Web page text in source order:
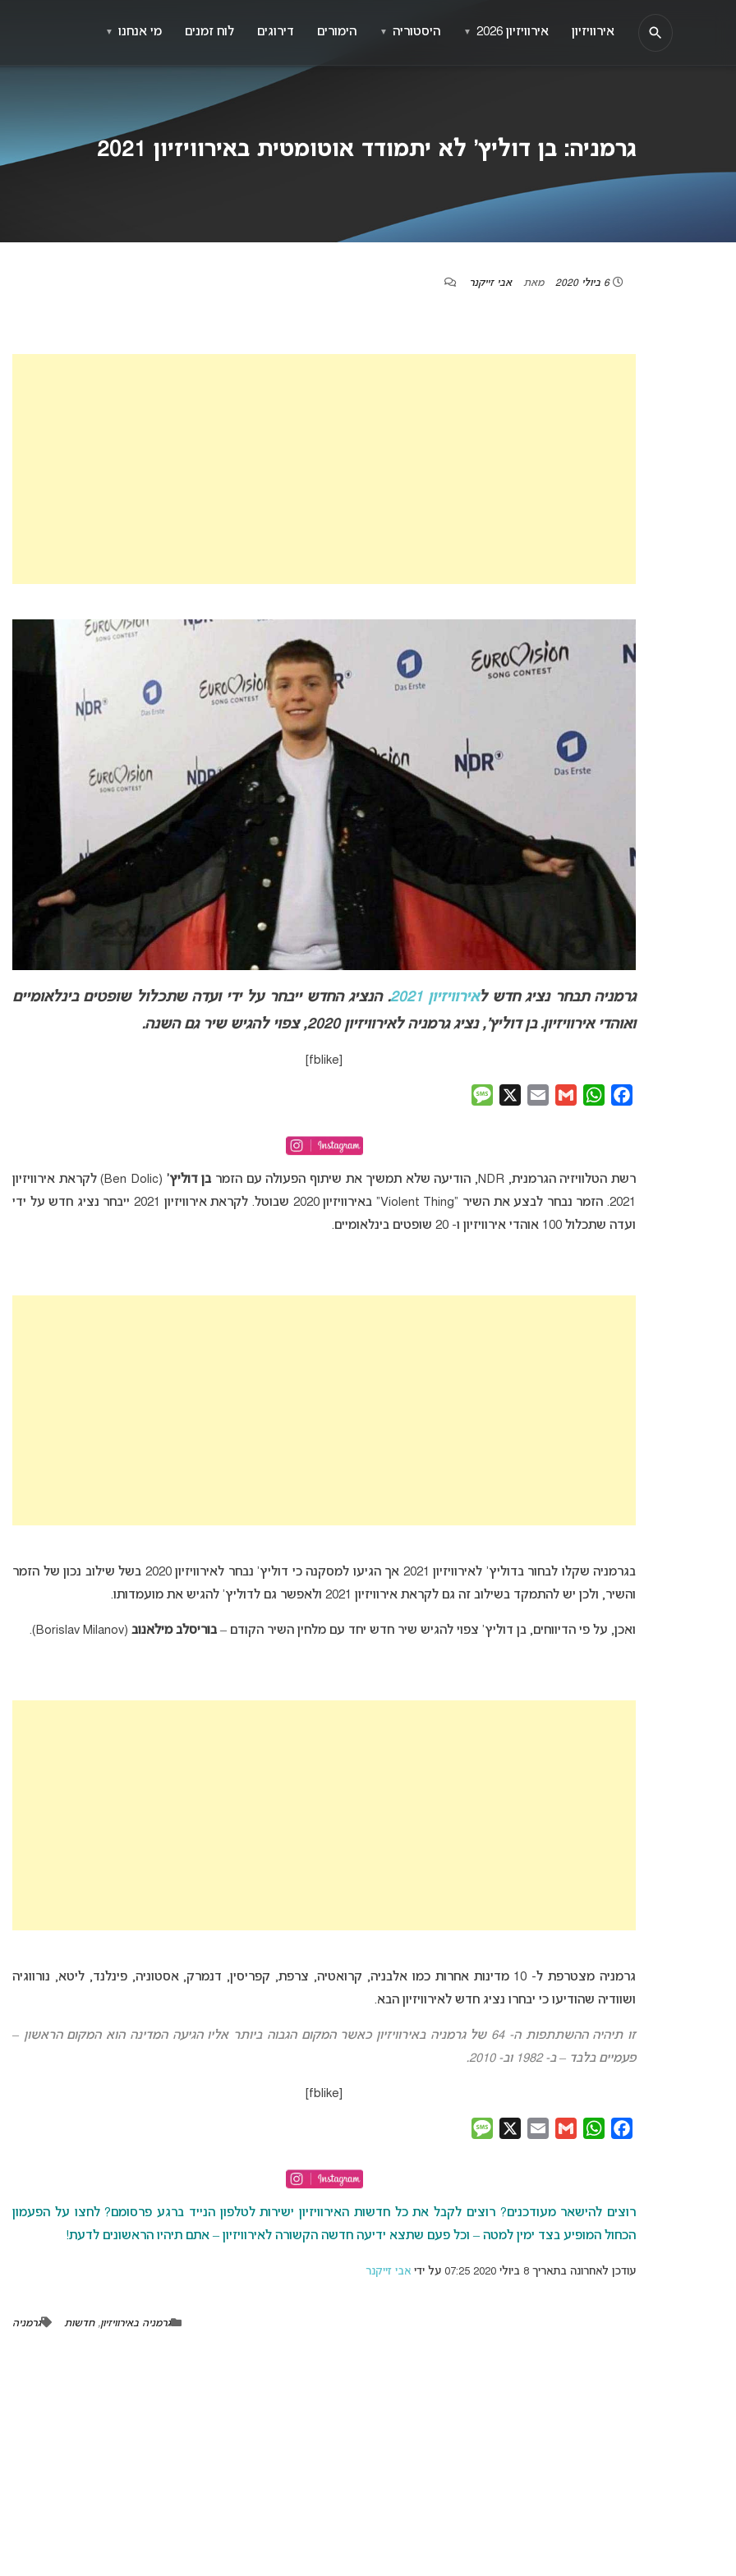
גרמניה: בן דוליץ’ לא יתמודד אוטומטית באירוויזיון 2021
6 ביולי 2020 מאת אבי זייקנר
גרמניה תבחר נציג חדש לאירוויזיון 2021
. הנציג החדש ייבחר על ידי ועדה שתכלול שופטים בינלאומיים
ואוהדי אירוויזיון. בן דוליץ’, נציג גרמניה לאירוויזיון 2020, צפוי להגיש שיר גם השנה.
Facebook
WhatsApp
Gmail
Email
רשת הטלוויזיה הגרמנית, NDR, הודיעה שלא תמשיך את שיתוף הפעולה עם הזמר בן דוליץ’
(Ben Dolic) לקראת אירוויזיון
2021. הזמר נבחר לבצע את השיר “Violent Thing” באירוויזיון 2020 שבוטל. לקראת אירוויזיון 2021 ייבחר נציג חדש על ידי
ועדה שתכלול 100 אוהדי אירוויזיון ו- 20 שופטים בינלאומיים.
בגרמניה שקלו לבחור בדוליץ’ לאירוויזיון 2021 אך הגיעו למסקנה כי דוליץ’ נבחר לאירוויזיון 2020 בשל שילוב נכון של הזמר
והשיר, ולכן יש להתמקד בשילוב זה גם לקראת אירוויזיון 2021 ולאפשר גם לדוליץ’ להגיש את מועמדותו.
ואכן, על פי הדיווחים, בן דוליץ’ צפוי להגיש שיר חדש יחד עם מלחין השיר הקודם – בוריסלב מילאנוב (Borislav Milanov).
גרמניה מצטרפת ל- 10 מדינות אחרות כמו אלבניה, קרואטיה, צרפת, קפריסין, דנמרק, אסטוניה, פינלנד, ליטא, נורווגיה
ושוודיה שהודיעו כי יבחרו נציג חדש לאירוויזיון הבא.
זו תיהיה ההשתתפות ה- 64 של גרמניה באירוויזיון כאשר המקום הגבוה ביותר אליו הגיעה המדינה הוא המקום הראשון –
פעמיים בלבד – ב- 1982 וב- 2010.
Facebook
WhatsApp
Gmail
Email
רוצים להישאר מעודכנים? רוצים לקבל את כל חדשות האירוויזיון ישירות לטלפון הנייד ברגע פרסומם? לחצו על הפעמון
הכחול המופיע בצד ימין למטה – וכל פעם שתצא ידיעה חדשה הקשורה לאירוויזיון – אתם תיהיו הראשונים לדעת!
עודכן לאחרונה בתאריך 8 ביולי 2020 07:25 על ידי אבי זייקנר
גרמניה באירוויזיון,חדשות גרמניה
אירוויזיון אירוויזיון 2026 ▼ היסטוריה ▼ הימורים דירוגים לוח זמנים מי אנחנו ▼